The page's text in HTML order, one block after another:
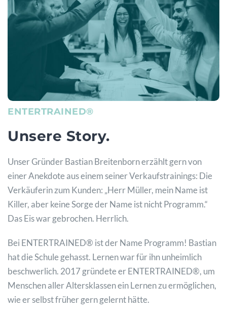
ENTERTRAINED®
Unsere Story.
Unser Gründer Bastian Breitenborn erzählt gern von
einer Anekdote aus einem seiner Verkaufstrainings: Die
Verkäuferin zum Kunden: „Herr Müller, mein Name ist
Killer, aber keine Sorge der Name ist nicht Programm.“
Das Eis war gebrochen. Herrlich.
Bei ENTERTRAINED® ist der Name Programm! Bastian
hat die Schule gehasst. Lernen war für ihn unheimlich
beschwerlich. 2017 gründete er ENTERTRAINED®, um
Menschen aller Altersklassen ein Lernen zu ermöglichen,
wie er selbst früher gern gelernt hätte.